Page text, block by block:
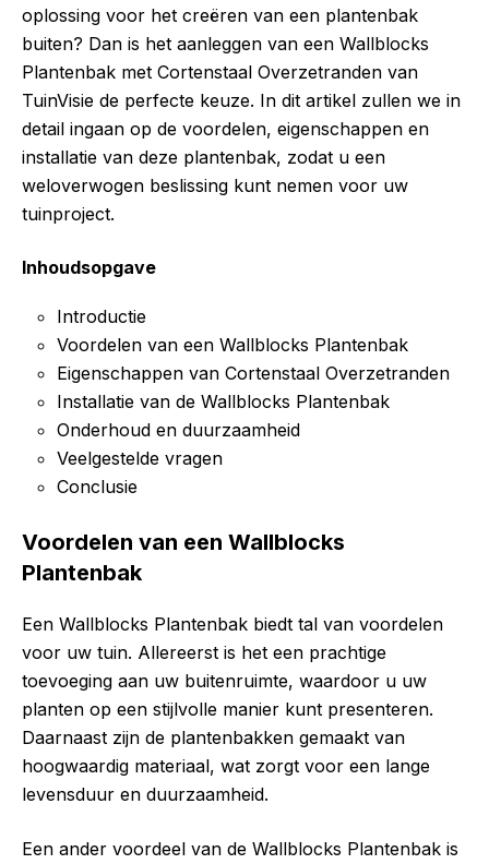
oplossing voor het creëren van een plantenbak
buiten? Dan is het aanleggen van een Wallblocks
Plantenbak met Cortenstaal Overzetranden van
TuinVisie de perfecte keuze. In dit artikel zullen we in
detail ingaan op de voordelen, eigenschappen en
installatie van deze plantenbak, zodat u een
weloverwogen beslissing kunt nemen voor uw
tuinproject.
Inhoudsopgave
Introductie
Voordelen van een Wallblocks Plantenbak
Eigenschappen van Cortenstaal Overzetranden
Installatie van de Wallblocks Plantenbak
Onderhoud en duurzaamheid
Veelgestelde vragen
Conclusie
Voordelen van een Wallblocks
Plantenbak
Een Wallblocks Plantenbak biedt tal van voordelen
voor uw tuin. Allereerst is het een prachtige
toevoeging aan uw buitenruimte, waardoor u uw
planten op een stijlvolle manier kunt presenteren.
Daarnaast zijn de plantenbakken gemaakt van
hoogwaardig materiaal, wat zorgt voor een lange
levensduur en duurzaamheid.
Een ander voordeel van de Wallblocks Plantenbak is